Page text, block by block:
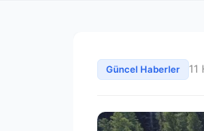
Güncel Haberler 11